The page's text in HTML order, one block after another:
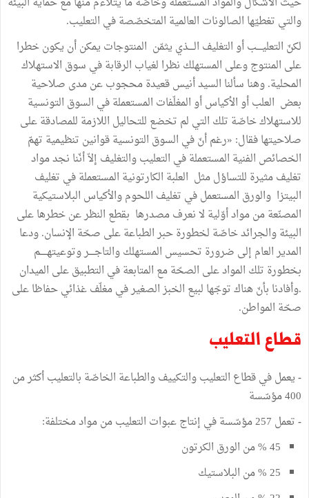
والتي تغطيّها الصالونات العالمية المتخصّصة في التعليب.
لكنّ التعليــــب أو التغليف الــــذي يثمّن المنتوجات يمكن أن يكون خطرا
على المنتوج وعلى المستهلك نظرا لغياب الرقابة في سوق الاستهلاك
المحلية. وهنا سألنا السيد أنيس قعيدة محجوب عن مدى صلاحية
بعض العلب أو الأكياس أو المغلّفات المستعملة في السوق التونسية
للاستهلاك خاصّة تلك التي لم تخضع للتحاليل اللازمة للمصادقة على
صلاحيتها فقال: «رغم أنّ في السوق التونسية قوانين تنظيمية تهمّ
الخصائص الفنية المستعملة في التعليب والتغليف إلاّ أنّنا نجد مواد
تغليف مثيرة للتساؤل مثل العلبة الكارتونية المستعملة في تغليف
البيتزا والورق المستعمل في تغليف اللحوم والأكياس البلاستيكية
المصنّعة من مواد أوّلية لا نعرف مصدرها بقطع النظر عن خطرها على
البيئة والجرائد خاصّة لخطورة حبر الطباعة على صحّة الإنسان. ودعا
المدير العام إلى ضرورة تحسيس المستهلك والتاجــــر وتوعيتهـــــم
بخطورة تلك المواد على الصحّة مع المتابعة في التطبيق على الميدان
.وأفادنا بأنّ هناك توجّها لبيع الخبز الصغير في مغلّف غذائي حفاظا على
صحّة المواطن.
قطاع التعليب
-يعمل في قطاع التعليب والتكييف والطباعة الخاصّة بالتعليب أكثر من
400 مؤسّسة
-تعمل 257 مؤسّسة في إنتاج عبوات التعليب من مواد مختلفة:
45 % من الورق الكرتون
25 % من البلاستيك